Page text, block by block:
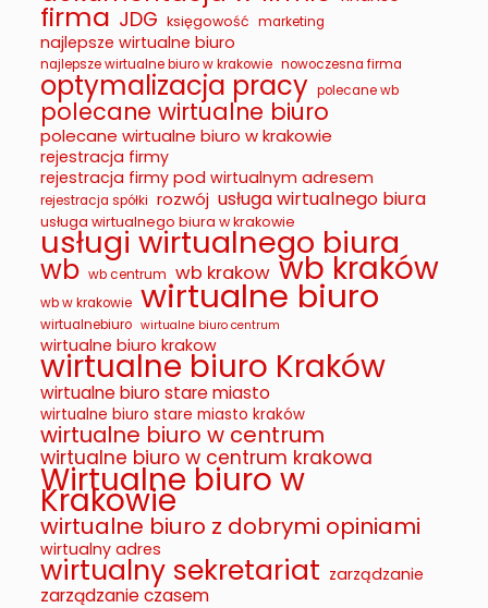
firma JDG księgowość marketing
najlepsze wirtualne biuro
najlepsze wirtualne biuro w krakowie nowoczesna firma
optymalizacja pracy polecane wb
polecane wirtualne biuro
polecane wirtualne biuro w krakowie
rejestracja firmy
rejestracja firmy pod wirtualnym adresem
rejestracja spółki rozwój usługa wirtualnego biura
usługa wirtualnego biura w krakowie
usługi wirtualnego biura
wb wb centrum wb krakow wb kraków
wb w krakowie wirtualne biuro
wirtualnebiuro wirtualne biuro centrum
wirtualne biuro krakow
wirtualne biuro Kraków
wirtualne biuro stare miasto
wirtualne biuro stare miasto kraków
wirtualne biuro w centrum
wirtualne biuro w centrum krakowa
Wirtualne biuro w
Krakowie
wirtualne biuro z dobrymi opiniami
wirtualny adres
wirtualny sekretariat zarządzanie
zarządzanie czasem